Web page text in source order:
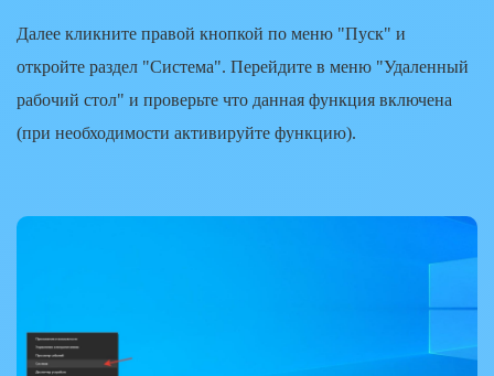
Далее кликните правой кнопкой по меню "Пуск" и
откройте раздел "Система". Перейдите в меню "Удаленный
рабочий стол" и проверьте что данная функция включена
(при необходимости активируйте функцию).